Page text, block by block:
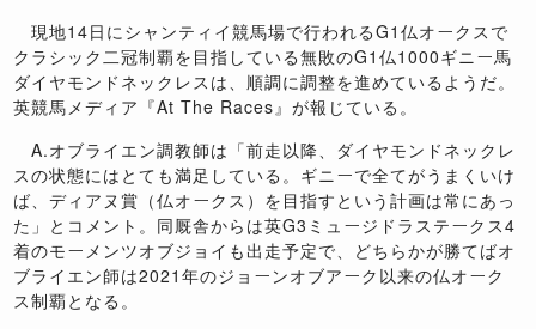
現地14日にシャンティイ競馬場で行われるG1仏オークスで
クラシック二冠制覇を目指している無敗のG1仏1000ギニー馬
ダイヤモンドネックレスは、順調に調整を進めているようだ。
英競馬メディア『At The Races 』が報じている。
A.オブライエン調教師は「前走以降、ダイヤモンドネックレ
スの状態にはとても満足している。ギニーで全てがうまくいけ
ば、ディアヌ賞（仏オークス）を目指すという計画は常にあっ
た」とコメント。同厩舎からは英G3 ミュージドラステークス4
着のモーメンツオブジョイも出走予定で、どちらかが勝てばオ
ブライエン師は2021年のジョーンオブアーク以来の仏オーク
ス制覇となる。